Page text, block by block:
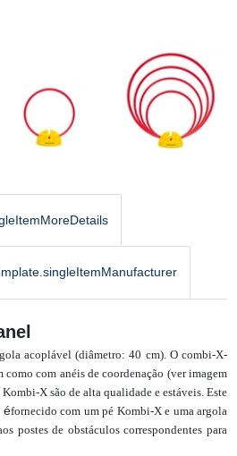
acoplável (diâmetro: 40 cm). O combi-X-
com anéis de coordenação (ver imagem
X são de alta qualidade e estáveis. Este
éfornecido com um pé Kombi-X e uma argola
os postes de obstáculos correspondentes para